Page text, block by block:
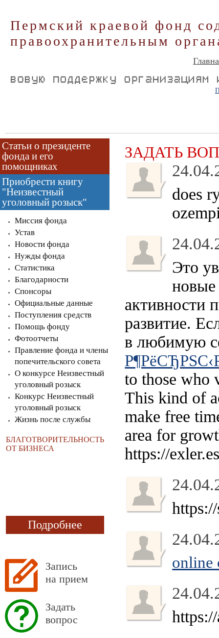
Пермский краевой фонд
правоохранительным
Статьи о президенте
фонда и его
помощниках
Приобрести книгу
"Неизвестный
уголовный розыск"
Миссия фонда
Устав
Новости фонда
Нужды фонда
Статистика
Благодарности
Спонсоры
Официальные данные
Поступления средств
Помощь фонду
Фотоотчеты
Правление фонда и члены
попечительского совета
О конкурсе Неизвестный
уголовный розыск
Конкурс Неизвестный
уголовный розыск
Жизнь после службы
БЛАГОТВОРИТЕЛЬНОСТЬ
ОТ БИЗНЕСА
Подробнее
Запись
на прием
Задать
вопрос
ЗАДАТЬ
does
Это
новые
активности
развитие.
в любимую
to those who
This kind of
make free
area for
https://
online